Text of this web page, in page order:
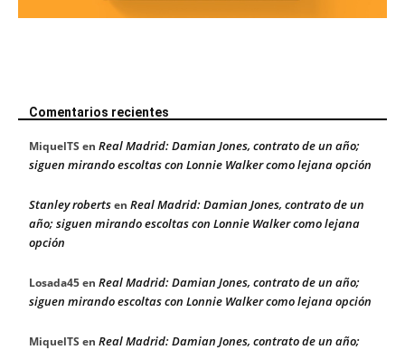
Comentarios recientes
MiquelTS en Real Madrid: Damian Jones, contrato de un año;
siguen mirando escoltas con Lonnie Walker como lejana opción
Stanley robertsen Real Madrid: Damian Jones, contrato de un
año; siguen mirando escoltas con Lonnie Walker como lejana
opción
Losada45en Real Madrid: Damian Jones, contrato de un año;
siguen mirando escoltas con Lonnie Walker como lejana opción
MiquelTS en Real Madrid: Damian Jones, contrato de un año;